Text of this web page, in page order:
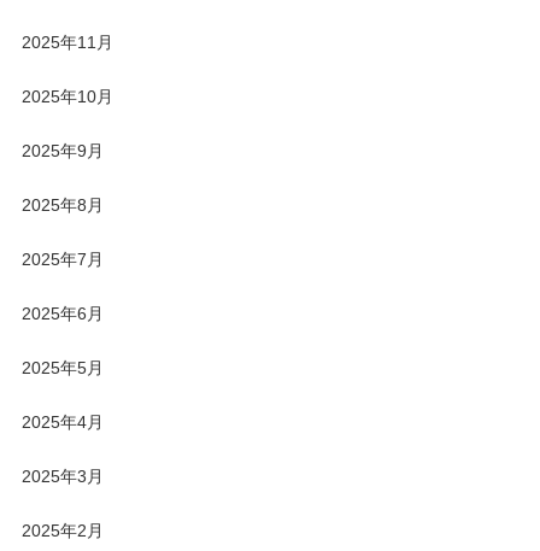
2025年11月
2025年10月
2025年9月
2025年8月
2025年7月
2025年6月
2025年5月
2025年4月
2025年3月
2025年2月